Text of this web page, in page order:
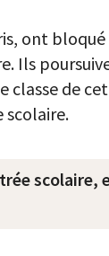
ont
Ils
classe de
scolaire.
scolaire,